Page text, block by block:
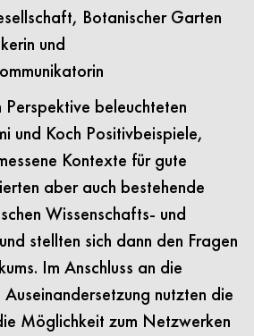
Botanischer Garten
und
beleuchteten
und Koch Positivbeispiele,
Kontexte für gute
aber auch bestehende
Wissenschafts- und
stellten sich dann den Fragen
Im Anschluss an die
nutzten die
Möglichkeit zum Netzwerken